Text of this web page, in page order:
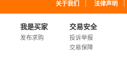
关于我们 法律声明
我是买家
发布求购
交易安全
投诉举报
交易保障